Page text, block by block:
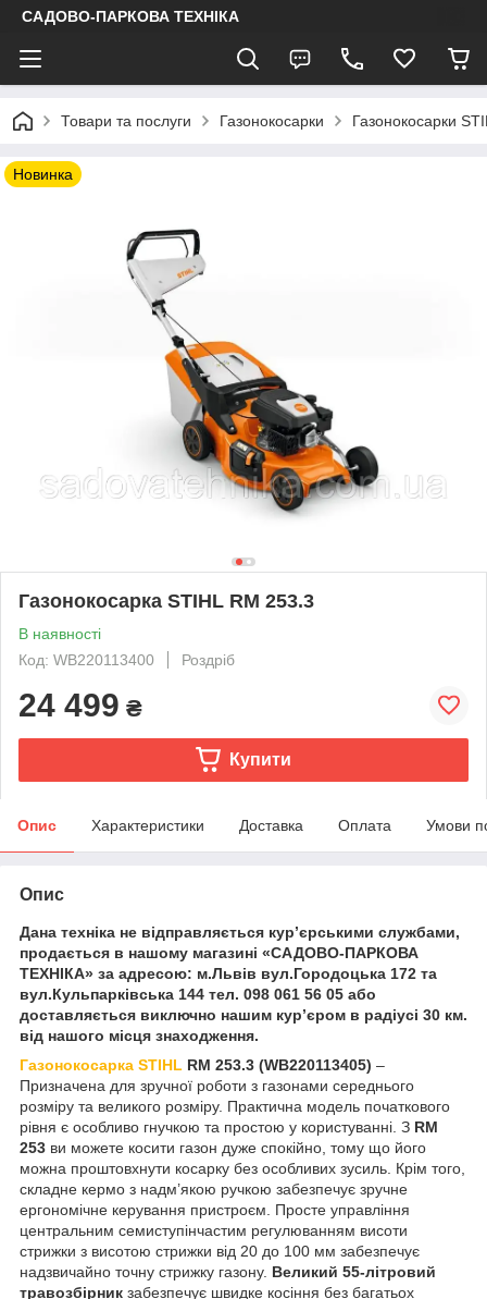
САДОВО-ПАРКОВА ТЕХНІКА
Товари та послуги Газонокосарки Газонокосарки
Новинка
Газонокосарка STIHL RM 253.3
В наявності
Код: WB220113400
Роздріб
24 499 ₴
Купити
Опис Характеристики Доставка Оплата Умови
Опис
Дана техніка не відправляється кур’єрськими службами,
продається в нашому магазині «САДОВО-ПАРКОВА
ТЕХНІКА» за адресою: м.Львів вул.Городоцька 172 та
вул.Кульпарківська 144 тел. 098 061 56 05 або
доставляється виключно нашим кур’єром в радіусі 30 км.
від нашого місця знаходження.
Газонокосарка STIHL RM 253.3 (WB220113405) –
Призначена для зручної роботи з газонами середнього
розміру та великого розміру. Практична модель початкового
рівня є особливо гнучкою та простою у користуванні. З RM
253 ви можете косити газон дуже спокійно, тому що його
можна проштовхнути косарку без особливих зусиль. Крім того,
складне кермо з надм’якою ручкою забезпечує зручне
ергономічне керування пристроєм. Просте управління
центральним семиступінчастим регулюванням висоти
стрижки з висотою стрижки від 20 до 100 мм забезпечує
надзвичайно точну стрижку газону. Великий 55-літровий
травозбірник забезпечує швидке косіння без багатьох